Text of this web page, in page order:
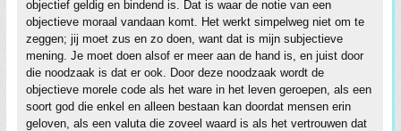
objectief geldig en bindend is. Dat is waar de notie van een
objectieve moraal vandaan komt. Het werkt simpelweg niet om te
zeggen; jij moet zus en zo doen, want dat is mijn subjectieve
mening. Je moet doen alsof er meer aan de hand is, en juist door
die noodzaak is dat er ook. Door deze noodzaak wordt de
objectieve morele code als het ware in het leven geroepen, als een
soort god die enkel en alleen bestaan kan doordat mensen erin
geloven, als een valuta die zoveel waard is als het vertrouwen dat